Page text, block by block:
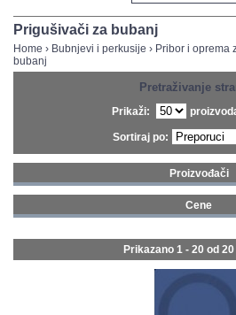
NOVITETI
FEEDBACK
GALERIJA
Prigušivači za bubanj
Home › Bubnjevi i perkusije › Pribor i oprema
bubanj
Pretraživanje
Prikaži:
Sortiraj po:
Proizvođači
Evans (8)
Vic Firth (10)
Cene
Prikazano 1 - 20 od